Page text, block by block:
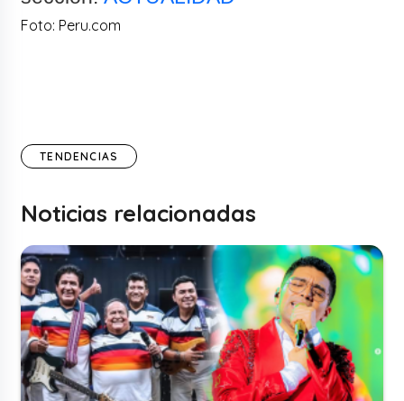
Foto: Peru.com
TENDENCIAS
Noticias relacionadas